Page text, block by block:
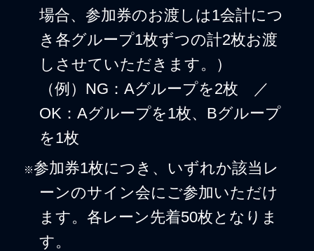
場合、参加券のお渡しは1会計につ
き各グループ1枚ずつの計2枚お渡
しさせていただきます。）
（例）NG：Aグループを2枚 ／
OK：Aグループを1枚、Bグループ
を1枚
※参加券1枚につき、いずれか該当レ
ーンのサイン会にご参加いただけ
ます。各レーン先着50枚となりま
す。